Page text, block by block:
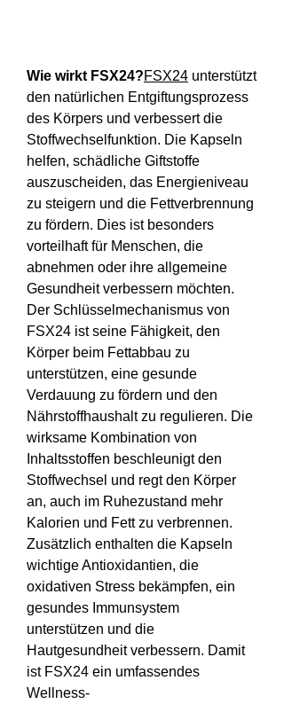
Wie wirkt FSX24?FSX24 unterstützt
den natürlichen Entgiftungsprozess
des Körpers und verbessert die
Stoffwechselfunktion. Die Kapseln
helfen, schädliche Giftstoffe
auszuscheiden, das Energieniveau
zu steigern und die Fettverbrennung
zu fördern. Dies ist besonders
vorteilhaft für Menschen, die
abnehmen oder ihre allgemeine
Gesundheit verbessern möchten.
Der Schlüsselmechanismus von
FSX24 ist seine Fähigkeit, den
Körper beim Fettabbau zu
unterstützen, eine gesunde
Verdauung zu fördern und den
Nährstoffhaushalt zu regulieren. Die
wirksame Kombination von
Inhaltsstoffen beschleunigt den
Stoffwechsel und regt den Körper
an, auch im Ruhezustand mehr
Kalorien und Fett zu verbrennen.
Zusätzlich enthalten die Kapseln
wichtige Antioxidantien, die
oxidativen Stress bekämpfen, ein
gesundes Immunsystem
unterstützen und die
Hautgesundheit verbessern. Damit
ist FSX24 ein umfassendes
Wellness-